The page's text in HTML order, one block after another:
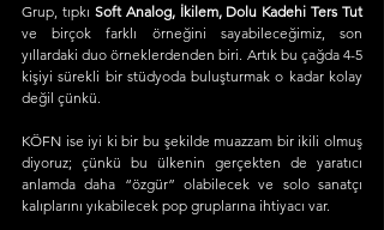
Grup, tıpkı Soft Analog, İkilem, Dolu Kadehi Ters Tut
ve birçok farklı örneğini sayabileceğimiz, son
yıllardaki duo örneklerdenden biri. Artık bu çağda 4-5
kişiyi sürekli bir stüdyoda buluşturmak o kadar kolay
değil çünkü.
KÖFN ise iyi ki bir bu şekilde muazzam bir ikili olmuş
diyoruz; çünkü bu ülkenin gerçekten de yaratıcı
anlamda daha “özgür” olabilecek ve solo sanatçı
kalıplarını yıkabilecek pop gruplarına ihtiyacı var.